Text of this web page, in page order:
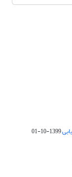
1399-10-01